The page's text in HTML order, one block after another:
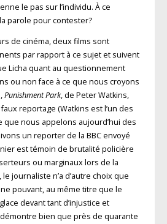
le pas sur l’individu. À ce
parole pour contester?
de cinéma, deux films sont
par rapport à ce sujet et suivent
Licha quant au questionnement
ou non face à ce que nous croyons
Punishment Park, de Peter Watkins,
reportage (Watkins est l’un des
que nous appelons aujourd’hui des
un reporter de la BBC envoyé
est témoin de brutalité policière
ou marginaux lors de la
journaliste n’a d’autre choix que
pouvant, au même titre que le
devant tant d’injustice et
démontre bien que près de quarante